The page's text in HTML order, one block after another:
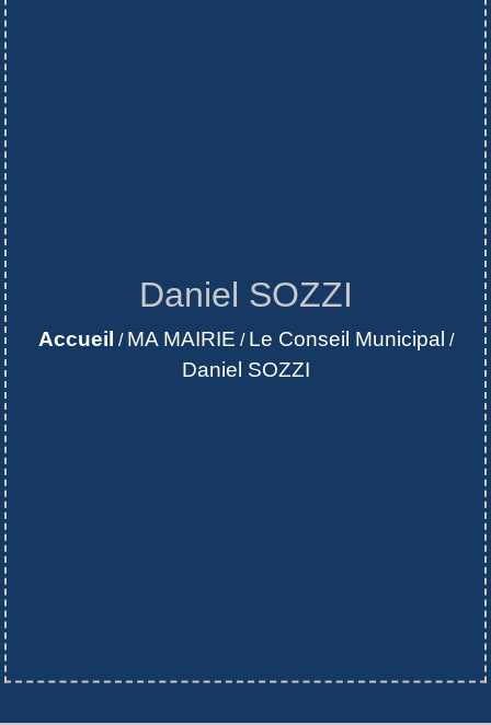
Daniel SOZZI
Accueil / MA MAIRIE / Le Conseil Municipal /
Daniel SOZZI